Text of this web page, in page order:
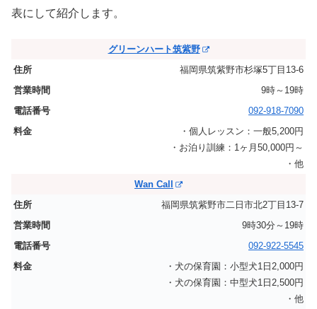
表にして紹介します。
グリーンハート筑紫野
福岡県筑紫野市杉塚5丁目13-6
9時～19時
092-918-7090
・個人レッスン：一般5,200円
・お泊り訓練：1ヶ月50,000円～
・他
Wan Call
福岡県筑紫野市二日市北2丁目13-7
9時30分～19時
092-922-5545
・犬の保育園：小型犬1日2,000円
・犬の保育園：中型犬1日2,500円
・他